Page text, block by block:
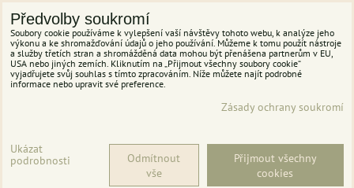
Předvolby soukromí
Soubory cookie používáme k vylepšení vaší návštěvy tohoto webu, k analýze jeho
výkonu a ke shromažďování údajů o jeho používání. Můžeme k tomu použít nástroje
a služby třetích stran a shromážděná data mohou být přenášena partnerům v EU,
USA nebo jiných zemích. Kliknutím na „Přijmout všechny soubory cookie“
vyjadřujete svůj souhlas s tímto zpracováním. Níže můžete najít podrobné
informace nebo upravit své preference.
Zásady ochrany soukromí
Ukázat
podrobnosti
Přijmout všechny
cookies
Odmítnout
vše